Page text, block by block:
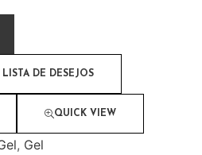
DE DESEJOS
QUICK VIEW
, Gel